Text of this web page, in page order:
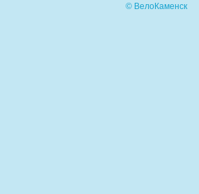
© ВелоКаменск